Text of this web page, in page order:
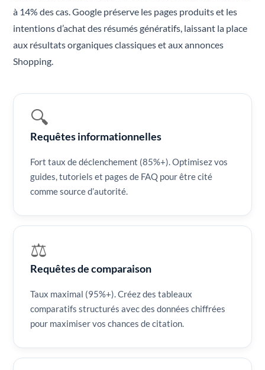
à 14% des cas. Google préserve les pages produits et les
intentions d’achat des résumés génératifs, laissant la place
aux résultats organiques classiques et aux annonces
Shopping.
🔍
Requêtes informationnelles
Fort taux de déclenchement (85%+). Optimisez vos
guides, tutoriels et pages de FAQ pour être cité
comme source d’autorité.
⚖️
Requêtes de comparaison
Taux maximal (95%+). Créez des tableaux
comparatifs structurés avec des données chiffrées
pour maximiser vos chances de citation.